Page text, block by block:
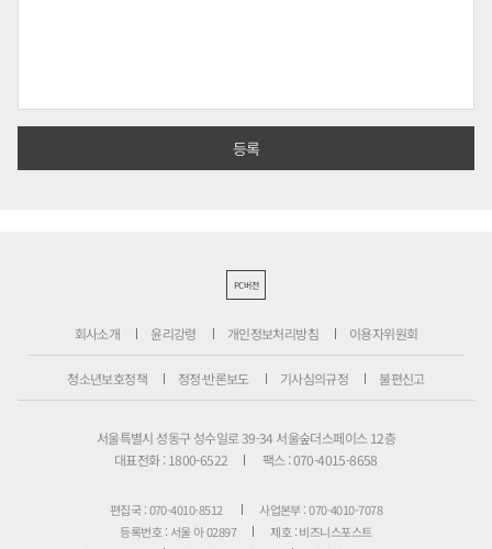
PC버전
회사소개 윤리강령 개인정보처리방침 이용자위원회
청소년보호정책 정정·반론보도 기사심의규정 불편신고
서울특별시 성동구 성수일로 39-34 서울숲더스페이스 12층
대표전화 : 1800-6522
팩스 : 070-4015-8658
편집국 : 070-4010-8512
사업본부 : 070-4010-7078
등록번호 : 서울 아 02897
제호 : 비즈니스포스트